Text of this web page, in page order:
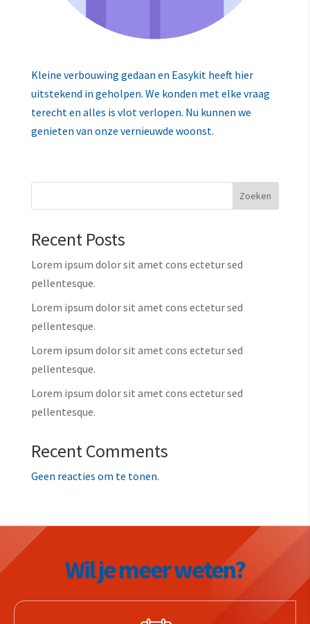
Kleine verbouwing gedaan en Easykit heeft hier
uitstekend in geholpen. We konden met elke vraag
terecht en alles is vlot verlopen. Nu kunnen we
genieten van onze vernieuwde woonst.
Zoeken
Recent Posts
Lorem ipsum dolor sit amet cons ectetur sed
pellentesque.
Lorem ipsum dolor sit amet cons ectetur sed
pellentesque.
Lorem ipsum dolor sit amet cons ectetur sed
pellentesque.
Lorem ipsum dolor sit amet cons ectetur sed
pellentesque.
Recent Comments
Geen reacties om te tonen.
Wil je meer weten?